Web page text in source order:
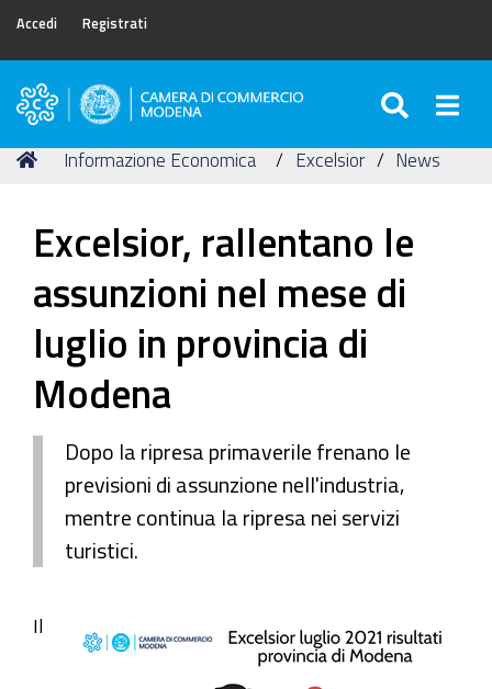
Accedi Registrati
Camera
Commercio
Tu
Home
Informazione Economica Excelsior News
Excelsior, rallentano le
assunzioni nel mese di
luglio in provincia di
Modena
Dopo la ripresa primaverile frenano le
previsioni di assunzione nell'industria,
mentre continua la ripresa nei servizi
turistici.
Il